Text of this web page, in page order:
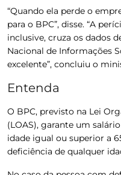
“Quando ela perde o
para o BPC”, disse. “A
inclusive, cruza os dados
Nacional de Informações
excelente”, concluiu o
Entenda
O BPC, previsto na Lei
(LOAS), garante um
idade igual ou superior a
deficiência de qualquer